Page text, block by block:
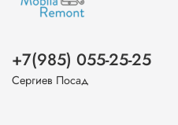
+7(985) 055-25-25
Сергиев Посад